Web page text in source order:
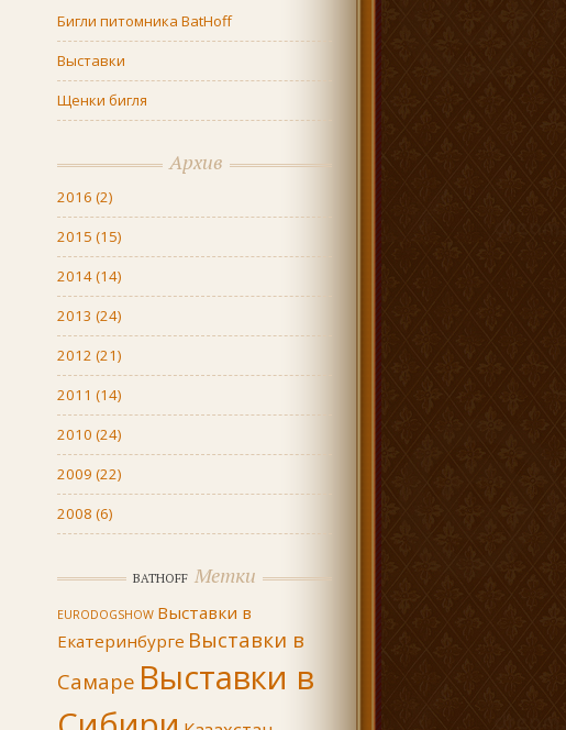
Бигли питомника BatHoff
Выставки
Щенки бигля
Архив
2016 (2)
2015 (15)
2014(14)
2013 (24)
2012 (21)
2011 (14)
2010 (24)
2009 (22)
2008 (6)
BATHOFF Метки
EURODOGSHOW Выставки в
Екатеринбурге Выставки в
Самаре Выставки в